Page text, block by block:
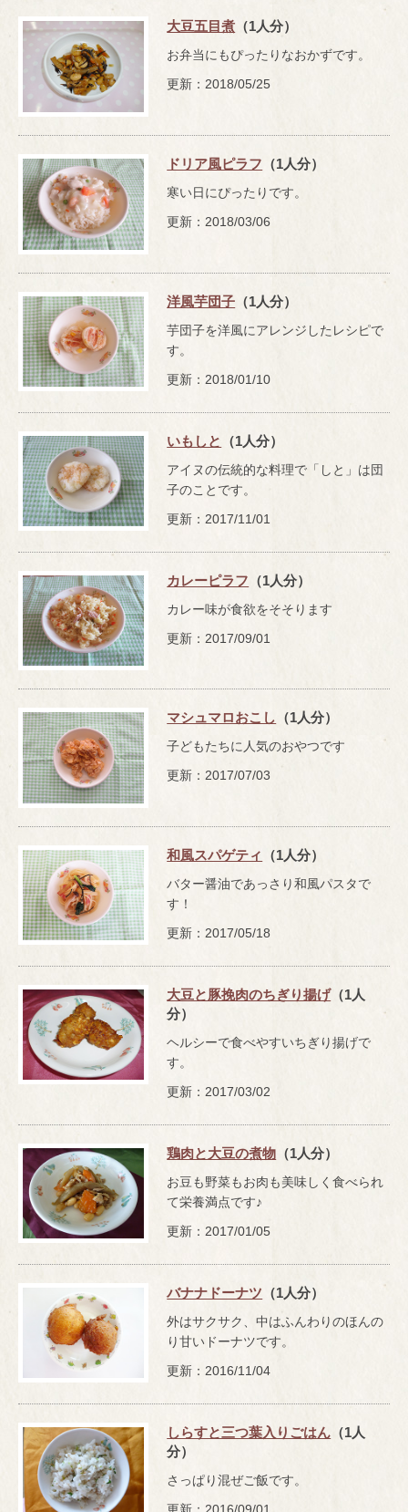
大豆五目煮 （1人分）
お弁当にもぴったりなおかずです。
更新：2018/05/25
ドリア風ピラフ （1人分）
寒い日にぴったりです。
更新：2018/03/06
洋風芋団子 （1人分）
芋団子を洋風にアレンジしたレシピで
す。
更新：2018/01/10
いもしと （1人分）
アイヌの伝統的な料理で「しと」は団
子のことです。
更新：2017/11/01
カレーピラフ （1人分）
カレー味が食欲をそそります
更新：2017/09/01
マシュマロおこし （1人分）
子どもたちに人気のおやつです
更新：2017/07/03
和風スパゲティ （1人分）
バター醤油であっさり和風パスタで
す！
更新：2017/05/18
大豆と豚挽肉のちぎり揚げ（1人
分）
ヘルシーで食べやすいちぎり揚げで
す。
更新：2017/03/02
鶏肉と大豆の煮物 （1人分）
お豆も野菜もお肉も美味しく食べられ
て栄養満点です♪
更新：2017/01/05
バナナドーナツ （1人分）
外はサクサク、中はふんわりのほんの
り甘いドーナツです。
更新：2016/11/04
しらすと三つ葉入りごはん （1人
分）
さっぱり混ぜご飯です。